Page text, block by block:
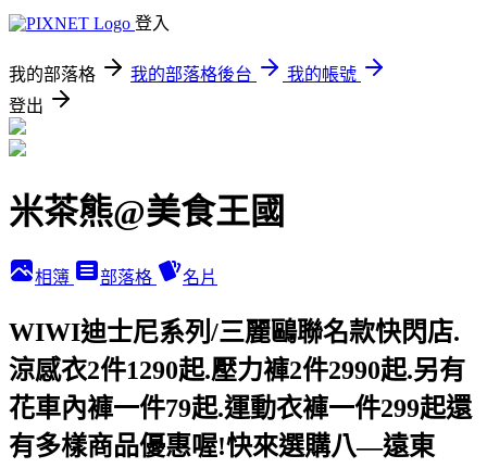
登入
我的部落格 我的部落格後台
我的帳號
登出
米茶熊@美食王國
相簿 部落格 名片
WIWI迪士尼系列/三麗鷗聯名款快閃店.
涼感衣2件1290起.壓力褲2件2990起.另有
花車內褲一件79起.運動衣褲一件299起還
有多樣商品優惠喔!快來選購八—遠東